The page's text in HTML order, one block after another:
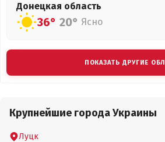
Донецкая область
36° 20° Ясно
ПОКАЗАТЬ ДРУГИЕ
Крупнейшие города Украины
Луцк